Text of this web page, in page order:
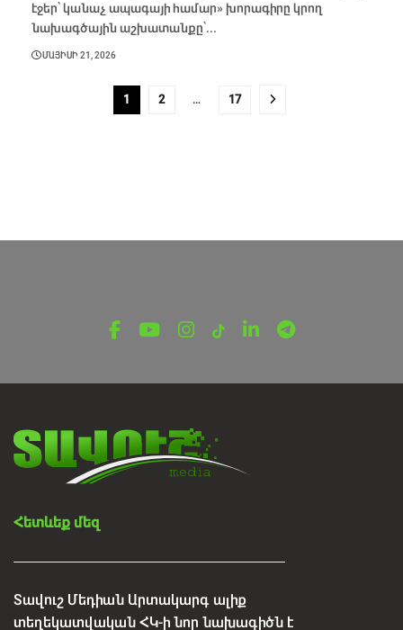
էջեր՝ կանաչ ապագայի համար» խորագիրը կրող
նախագծային աշխատանքը՝...
ՄԱՅԻՍԻ 21, 2026
1 2 … 17
Հետևեք մեզ
Տավուշ Մեդիան Արտակարգ ալիք
տեղեկատվական ՀԿ-ի նոր նախագիծն է